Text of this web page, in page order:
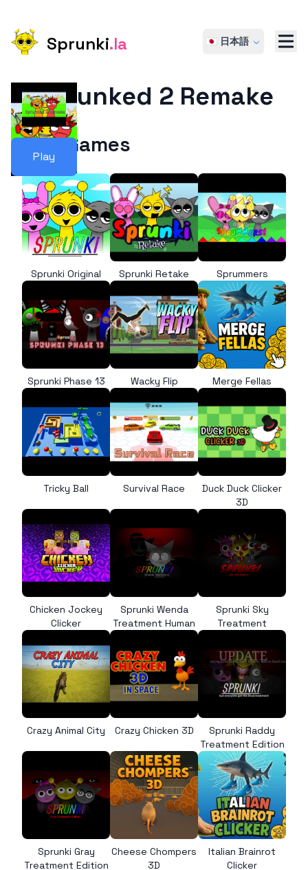
Sprunki.la 🇯🇵 日本語
Play
Sprunked 2 Remake
More Games
Sprunki Original Sprunki Retake Sprummers
Sprunki Phase 13 Wacky Flip Merge Fellas
Tricky Ball Survival Race
Duck Duck Clicker
3D
Chicken Jockey
Clicker
Sprunki Wenda
Treatment Human
Sprunki Sky
Treatment
Crazy Animal City Crazy Chicken 3D
Sprunki Raddy
Treatment Edition
Sprunki Gray
Treatment Edition
Cheese Chompers
3D
Italian Brainrot
Clicker